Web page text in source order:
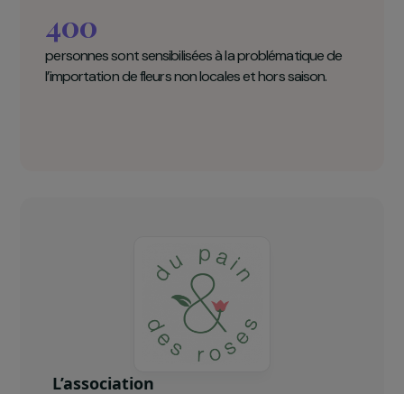
public.
l’importation de fleurs non locales et hors saison.